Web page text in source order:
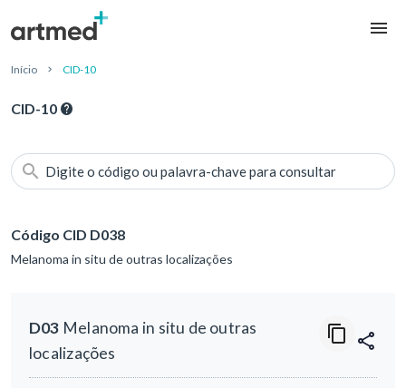
Início CID-10
CID-10
Digite o código ou palavra-chave para consultar
Código CID D038
Melanoma in situ de outras localizações
D03 Melanoma in situ de outras
localizações